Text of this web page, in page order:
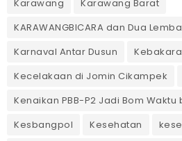
Karawang
Karawang Barat
KARAWANGBICARA dan Dua
Karnaval Antar Dusun
Kecelakaan di Jomin Cikampek
Kenaikan PBB-P2 Jadi Bom
Kesbangpol
Kesehatan